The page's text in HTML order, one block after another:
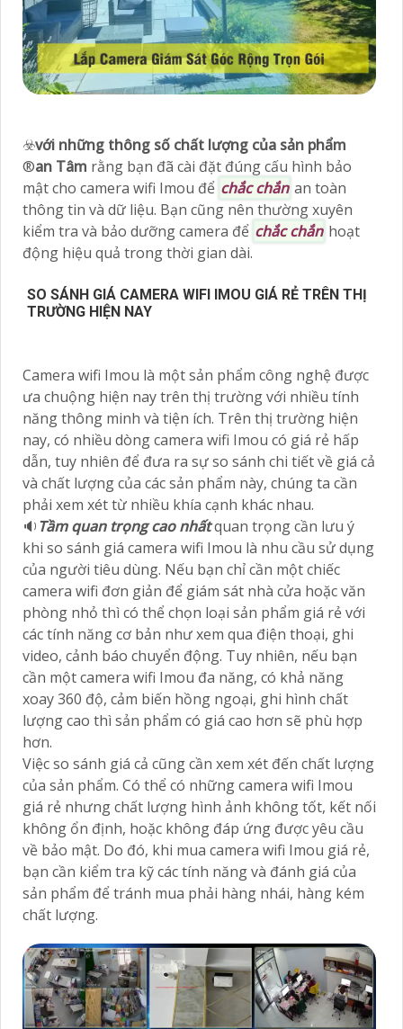
☣️với những thông số chất lượng của sản phẩm
®️an Tâm rằng bạn đã cài đặt đúng cấu hình bảo
mật cho camera wifi Imou để chắc chắn an toàn
thông tin và dữ liệu. Bạn cũng nên thường xuyên
kiểm tra và bảo dưỡng camera để chắc chắn hoạt
động hiệu quả trong thời gian dài.
SO SÁNH GIÁ CAMERA WIFI IMOU GIÁ RẺ TRÊN THỊ
TRƯỜNG HIỆN NAY
Camera wifi Imou là một sản phẩm công nghệ được
ưa chuộng hiện nay trên thị trường với nhiều tính
năng thông minh và tiện ích. Trên thị trường hiện
nay, có nhiều dòng camera wifi Imou có giá rẻ hấp
dẫn, tuy nhiên để đưa ra sự so sánh chi tiết về giá cả
và chất lượng của các sản phẩm này, chúng ta cần
phải xem xét từ nhiều khía cạnh khác nhau.
🔉Tầm quan trọng cao nhấtquan trọng cần lưu ý
khi so sánh giá camera wifi Imou là nhu cầu sử dụng
của người tiêu dùng. Nếu bạn chỉ cần một chiếc
camera wifi đơn giản để giám sát nhà cửa hoặc văn
phòng nhỏ thì có thể chọn loại sản phẩm giá rẻ với
các tính năng cơ bản như xem qua điện thoại, ghi
video, cảnh báo chuyển động. Tuy nhiên, nếu bạn
cần một camera wifi Imou đa năng, có khả năng
xoay 360 độ, cảm biến hồng ngoại, ghi hình chất
lượng cao thì sản phẩm có giá cao hơn sẽ phù hợp
hơn.
Việc so sánh giá cả cũng cần xem xét đến chất lượng
của sản phẩm. Có thể có những camera wifi Imou
giá rẻ nhưng chất lượng hình ảnh không tốt, kết nối
không ổn định, hoặc không đáp ứng được yêu cầu
về bảo mật. Do đó, khi mua camera wifi Imou giá rẻ,
bạn cần kiểm tra kỹ các tính năng và đánh giá của
sản phẩm để tránh mua phải hàng nhái, hàng kém
chất lượng.